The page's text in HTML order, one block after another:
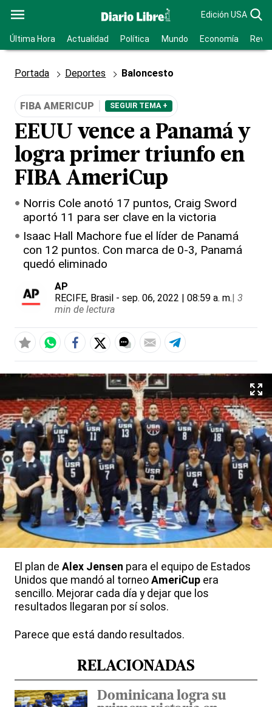
Edición USA
Última Hora Actualidad Política Mundo Economía
Portada Deportes Baloncesto
FIBA AMERICUP SEGUIR TEMA +
EEUU vence a Panamá y
logra primer triunfo en
FIBA AmeriCup
Norris Cole anotó 17 puntos, Craig Sword
aportó 11 para ser clave en la victoria
Isaac Hall Machore fue el líder de Panamá
con 12 puntos. Con marca de 0-3, Panamá
quedó eliminado
AP
RECIFE, Brasil - sep. 06, 2022 | 08:59 a. m.| 3
min de lectura
El plan de Alex Jensen para el equipo de Estados
Unidos que mandó al torneo AmeriCup era
sencillo. Mejorar cada día y dejar que los
resultados llegaran por sí solos.
Parece que está dando resultados.
RELACIONADAS
Dominicana logra su